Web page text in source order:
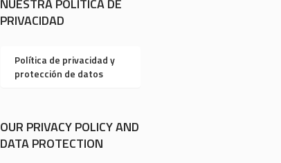
NUESTRA POLÍTICA DE
PRIVACIDAD
Política de privacidad y
protección de datos
OUR PRIVACY POLICY AND
DATA PROTECTION